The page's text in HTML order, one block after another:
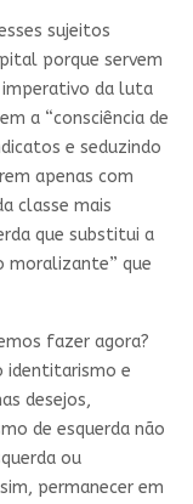
sujeitos
porque servem
imperativo da luta
a “consciência de
e seduzindo
apenas com
classe mais
que substitui a
moralizante” que
fazer agora?
identitarismo e
desejos,
de esquerda não
ou
permanecer em